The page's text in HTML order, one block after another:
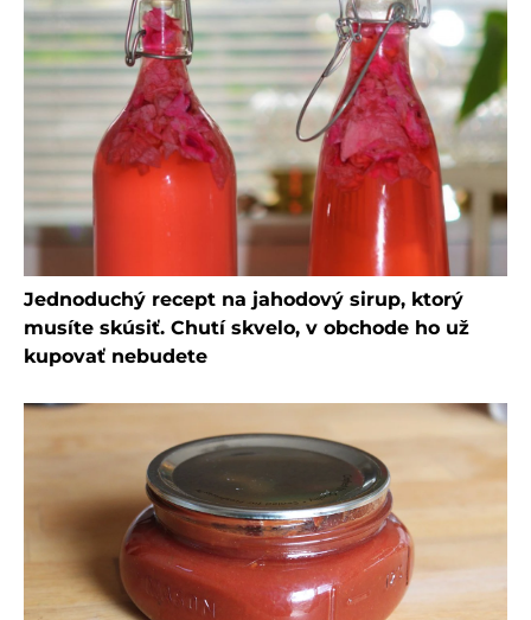
Jednoduchý recept na jahodový sirup, ktorý
musíte skúsiť. Chutí skvelo, v obchode ho už
kupovať nebudete